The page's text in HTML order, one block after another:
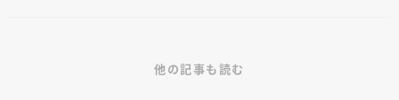
他の記事も読む